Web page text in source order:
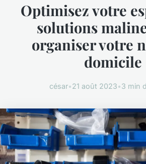
Optimisez votre
solutions
organiser votre
domicile
césar•21 août 2023•3 min